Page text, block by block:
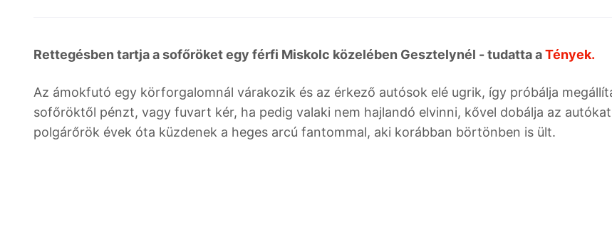
Rettegésben tartja a sofőröket egy férfi Miskolc közelében Gesztelynél - tudatta aTények.
Az ámokfutó egy körforgalomnál várakozik és az érkező autósok elé ugrik, így próbálja
sofőröktől pénzt, vagy fuvart kér, ha pedig valaki nem hajlandó elvinni, kővel dobálja az
polgárőrök évek óta küzdenek a heges arcú fantommal, aki korábban börtönben is ült.